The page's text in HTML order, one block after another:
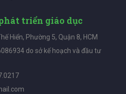
triển giáo dục
Hiển, Phường 5, Quận 8, HCM
do sở kế hoạch và đầu tư